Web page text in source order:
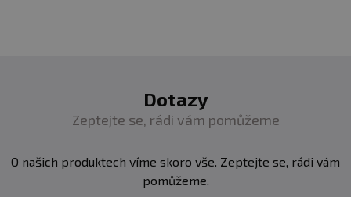
Dotazy
Zeptejte se, rádi vám pomůžeme
O našich produktech víme skoro vše. Zeptejte se, rádi vám
pomůžeme.